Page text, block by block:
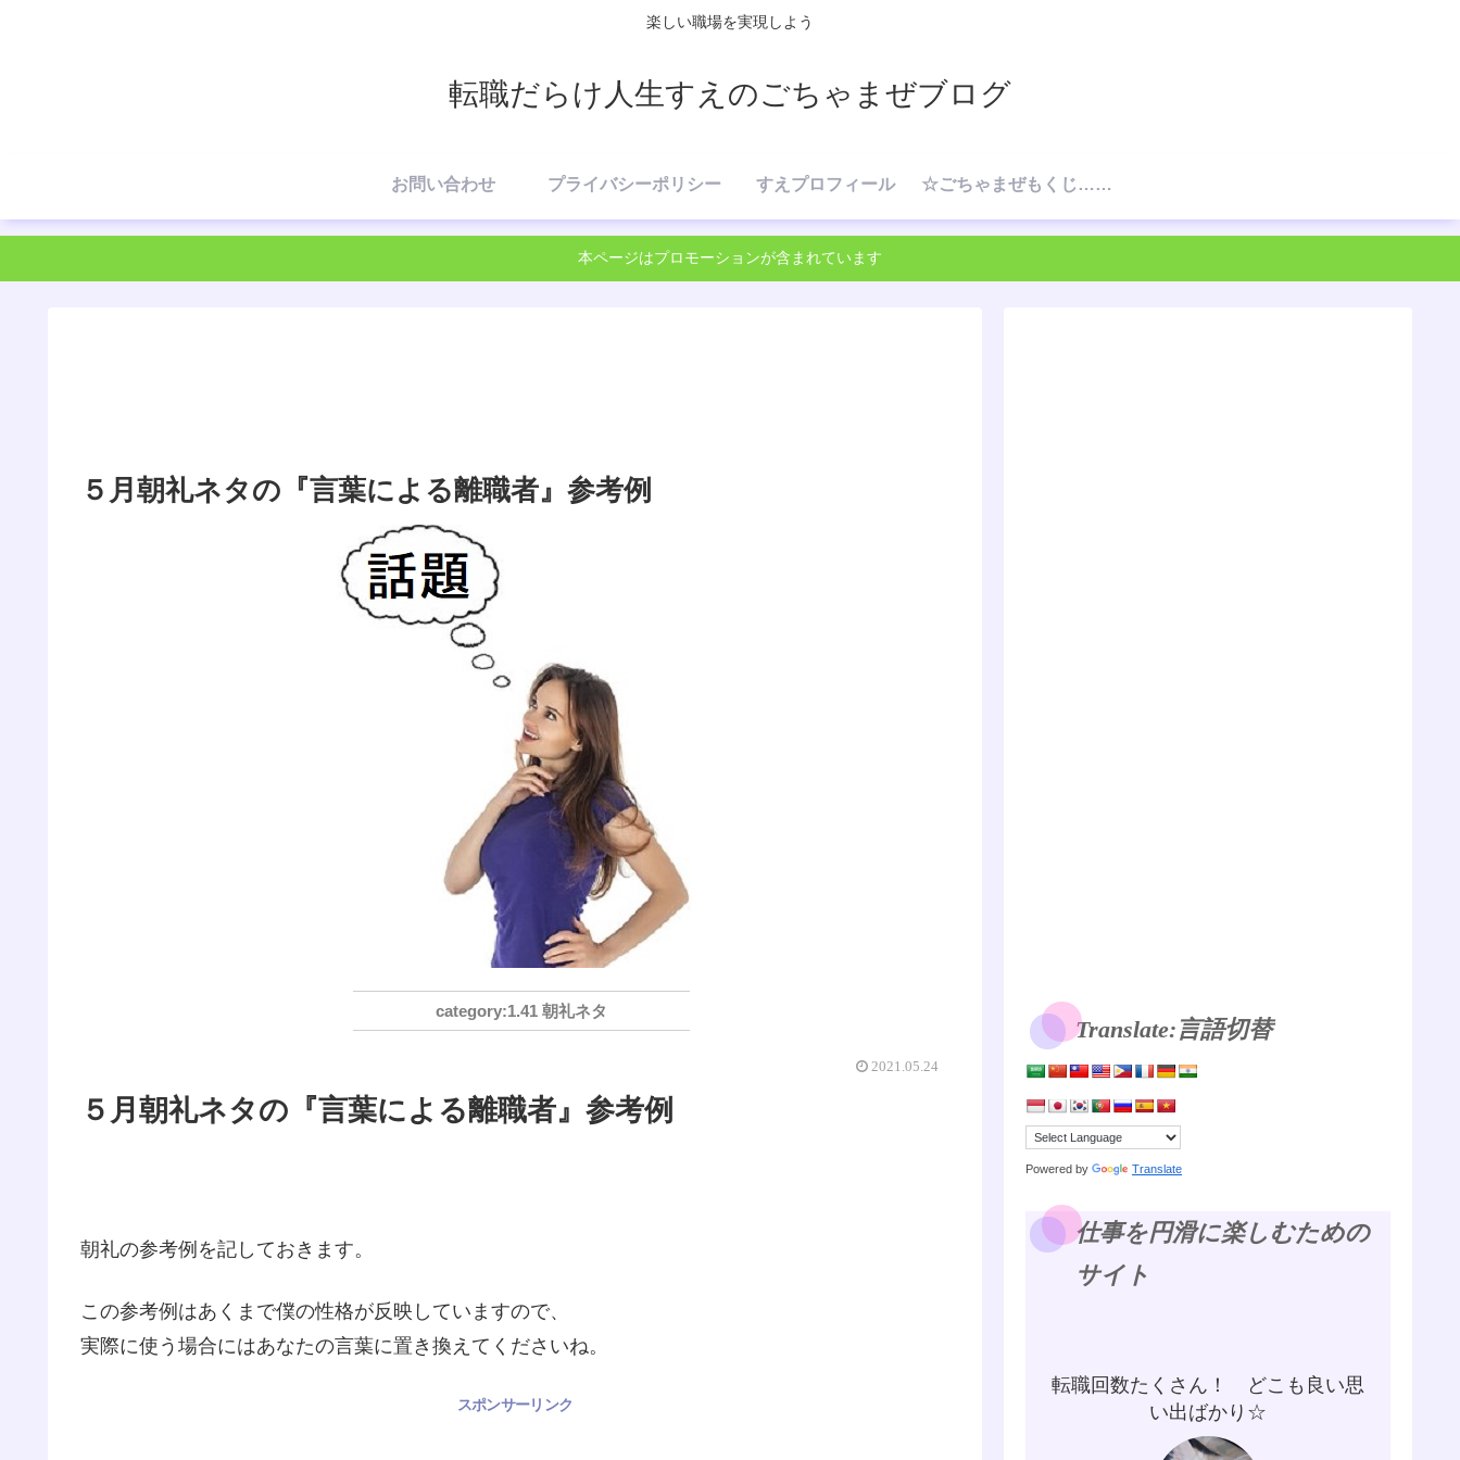
楽しい職場を実現しよう
転職だらけ人生すえのごちゃまぜブログ
お問い合わせ プライバシーポリシー すえプロフィール ☆ごちゃまぜもくじ…の、もくじ☆
本ページはプロモーションが含まれています
５月朝礼ネタの『言葉による離職者』参考例
1.41 朝礼ネタ
2021.05.24
５月朝礼ネタの『言葉による離職者』参考例
朝礼の参考例を記しておきます。
この参考例はあくまで僕の性格が反映していますので、
実際に使う場合にはあなたの言葉に置き換えてくださいね。
スポンサーリンク
Translate:言語切替
Powered by Translate
仕事を円滑に楽しむための
サイト
転職回数たくさん！ どこも良い思
い出ばかり☆